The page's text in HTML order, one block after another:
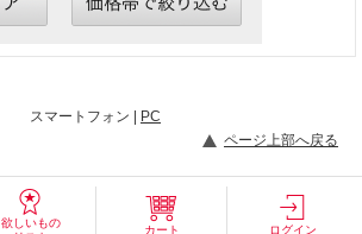
スマートフォン | PC
ページ上部へ戻る
欲しいもの
カート ログイン